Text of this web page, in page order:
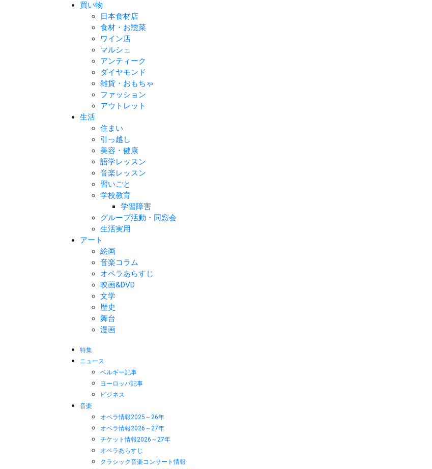
買い物
日本食材店
食材・お惣菜
ワイン店
マルシェ
アンティーク
ダイヤモンド
雑貨・おもちゃ
ファッション
アウトレット
生活
住まい
引っ越し
美容・健康
語学レッスン
音楽レッスン
習いごと
学校教育
学習障害
グループ活動・同窓会
生活実用
アート
絵画
音楽コラム
オペラあらすじ
映画&DVD
文学
歴史
舞台
漫画
特集
ニュース
ベルギー記事
ヨーロッパ記事
ビジネス
音楽
オペラ情報2025～26年
オペラ情報2026～27年
チケット情報2026～27年
オペラあらすじ
クラシック音楽コンサート情報